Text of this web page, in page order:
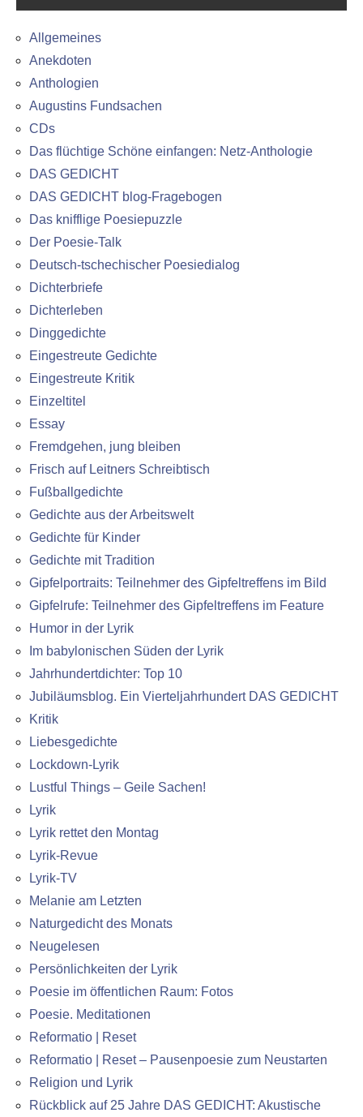
Allgemeines
Anekdoten
Anthologien
Augustins Fundsachen
CDs
Das flüchtige Schöne einfangen: Netz-Anthologie
DAS GEDICHT
DAS GEDICHT blog-Fragebogen
Das knifflige Poesiepuzzle
Der Poesie-Talk
Deutsch-tschechischer Poesiedialog
Dichterbriefe
Dichterleben
Dinggedichte
Eingestreute Gedichte
Eingestreute Kritik
Einzeltitel
Essay
Fremdgehen, jung bleiben
Frisch auf Leitners Schreibtisch
Fußballgedichte
Gedichte aus der Arbeitswelt
Gedichte für Kinder
Gedichte mit Tradition
Gipfelportraits: Teilnehmer des Gipfeltreffens im Bild
Gipfelrufe: Teilnehmer des Gipfeltreffens im Feature
Humor in der Lyrik
Im babylonischen Süden der Lyrik
Jahrhundertdichter: Top 10
Jubiläumsblog. Ein Vierteljahrhundert DAS GEDICHT
Kritik
Liebesgedichte
Lockdown-Lyrik
Lustful Things – Geile Sachen!
Lyrik
Lyrik rettet den Montag
Lyrik-Revue
Lyrik-TV
Melanie am Letzten
Naturgedicht des Monats
Neugelesen
Persönlichkeiten der Lyrik
Poesie im öffentlichen Raum: Fotos
Poesie. Meditationen
Reformatio | Reset
Reformatio | Reset – Pausenpoesie zum Neustarten
Religion und Lyrik
Rückblick auf 25 Jahre DAS GEDICHT: Akustische